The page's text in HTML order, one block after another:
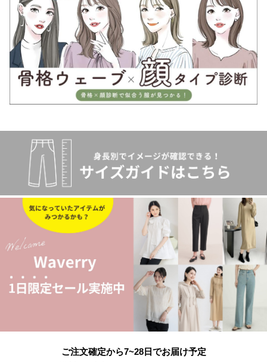
ご注文確定から7~28日でお届け予定